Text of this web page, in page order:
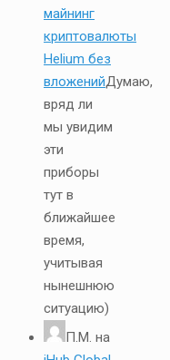
майнинг
криптовалюты
Helium без
вложенийДумаю,
вряд ли
мы увидим
эти
приборы
тут в
ближайшее
время,
учитывая
нынешнюю
ситуацию)
П.М. на